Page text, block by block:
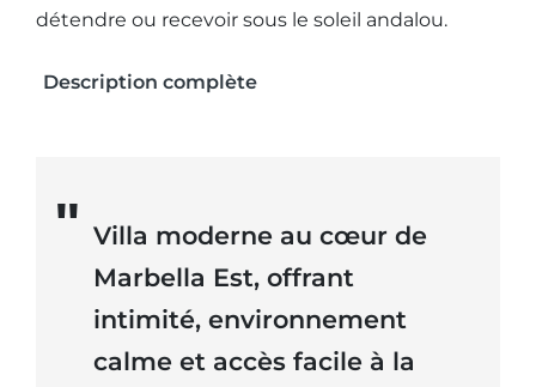
détendre ou recevoir sous le soleil andalou.
Description complète
Villa moderne au cœur de
Marbella Est, offrant
intimité, environnement
calme et accès facile à la